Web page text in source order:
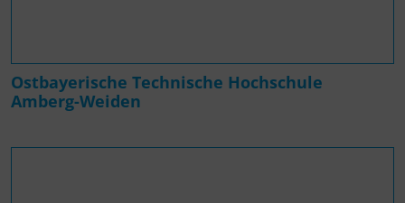
Ostbayerische Technische Hochschule
Amberg-Weiden